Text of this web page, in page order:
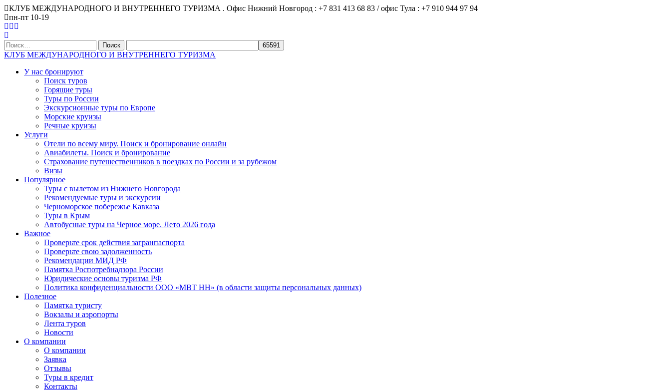
КЛУБ МЕЖДУНАРОДНОГО И ВНУТРЕННЕГО ТУРИЗМА . Офис Нижний Новгород : +7 831 413 68 83 / офис Тула : +7 910 944 97 94
пн-пт 10-19
Найти:
КЛУБ МЕЖДУНАРОДНОГО И ВНУТРЕННЕГО ТУРИЗМА
У нас бронируют
Поиск туров
Горящие туры
Туры по России
Экскурсионные туры по Европе
Морские круизы
Речные круизы
Услуги
Отели по всему миру. Поиск и бронирование онлайн
Авиабилеты. Поиск и бронирование
Страхование путешественников в поездках по России и за рубежом
Визы
Популярное
Туры с вылетом из Нижнего Новгорода
Рекомендуемые туры и экскурсии
Черноморское побережье Кавказа
Туры в Крым
Автобусные туры на Черное море. Лето 2026 года
Важное
Проверьте срок действия загранпаспорта
Проверьте свою задолженность
Рекомендации МИД РФ
Памятка Роспотребнадзора России
Юридические основы туризма РФ
Политика конфиденциальности ООО «МВТ НН» (в области защиты персональных данных)
Полезное
Памятка туристу
Вокзалы и аэропорты
Лента туров
Новости
О компании
О компании
Заявка
Отзывы
Туры в кредит
Контакты